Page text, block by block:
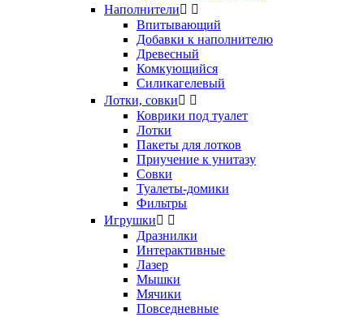
Наполнители 
Впитывающий
Добавки к наполнителю
Древесный
Комкующийся
Силикагелевый
Лотки, совки 
Коврики под туалет
Лотки
Пакеты для лотков
Приучение к унитазу
Совки
Туалеты-домики
Фильтры
Игрушки 
Дразнилки
Интерактивные
Лазер
Мышки
Мячики
Повседневные